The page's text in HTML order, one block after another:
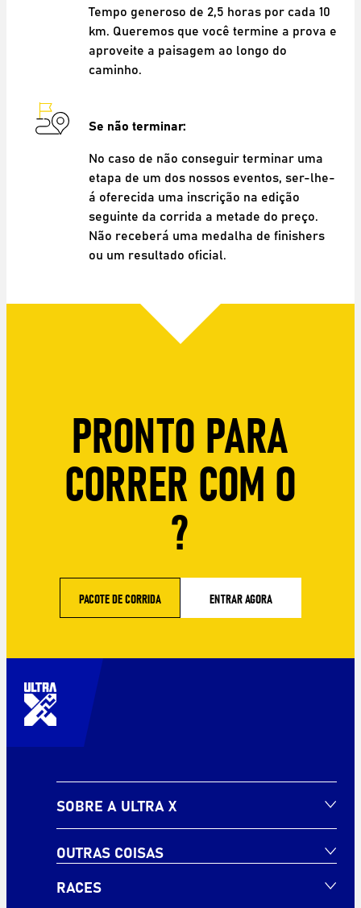
Tempo generoso de 2,5 horas por cada 10
km. Queremos que você termine a prova e
aproveite a paisagem ao longo do
caminho.
Se não terminar:
No caso de não conseguir terminar uma
etapa de um dos nossos eventos, ser-lhe-
á oferecida uma inscrição na edição
seguinte da corrida a metade do preço.
Não receberá uma medalha de finishers
ou um resultado oficial.
PRONTO PARA
CORRER COM O
?
PACOTE DE CORRIDA ENTRAR AGORA
SOBRE A ULTRA X
OUTRAS COISAS
RACES